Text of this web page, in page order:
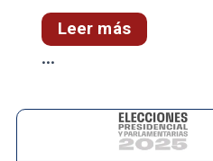
Leer más
...